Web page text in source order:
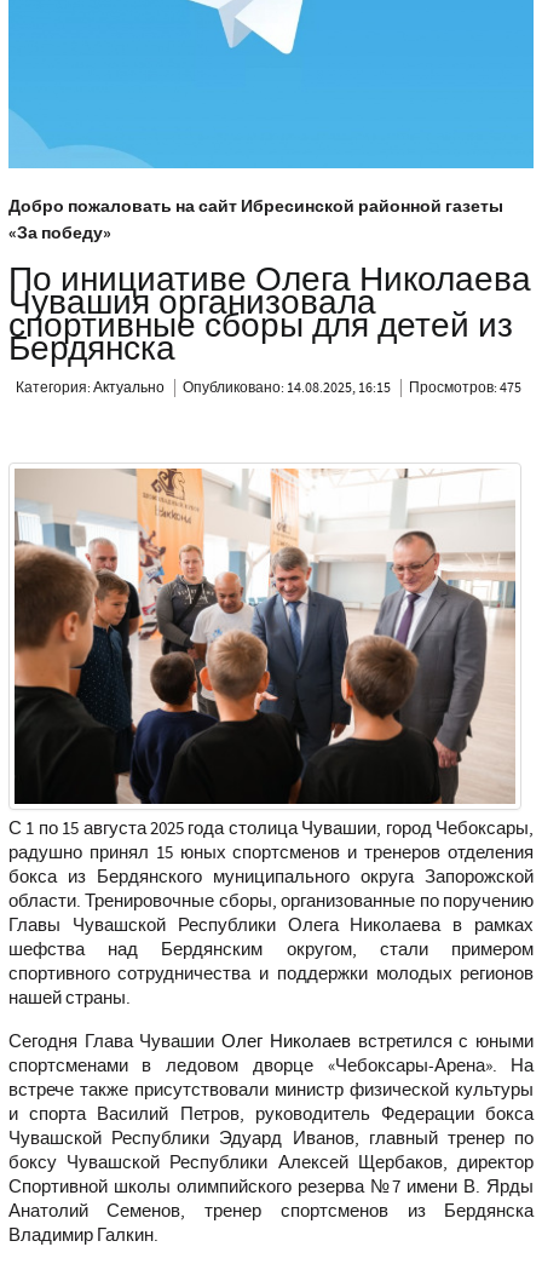
Добро пожаловать на сайт Ибресинской районной газеты
«За победу»
По инициативе Олега Николаева
Чувашия организовала
спортивные сборы для детей из
Бердянска
Категория: Актуально Опубликовано: 14.08.2025, 16:15 Просмотров: 475
С 1 по 15 августа 2025 года столица Чувашии, город Чебоксары,
радушно принял 15 юных спортсменов и тренеров отделения
бокса из Бердянского муниципального округа Запорожской
области. Тренировочные сборы, организованные по поручению
Главы Чувашской Республики Олега Николаева в рамках
шефства над Бердянским округом, стали примером
спортивного сотрудничества и поддержки молодых регионов
нашей страны.
Сегодня Глава ЧувашииОлег Николаеввстретился с юными
спортсменами в ледовом дворце «Чебоксары-Арена». На
встрече также присутствовали министр физической культуры
и спорта Василий Петров, руководитель Федерации бокса
Чувашской Республики Эдуард Иванов, главный тренер по
боксу Чувашской Республики Алексей Щербаков, директор
Спортивной школы олимпийского резерва №7 имени В. Ярды
Анатолий Семенов, тренер спортсменов из Бердянска
Владимир Галкин.